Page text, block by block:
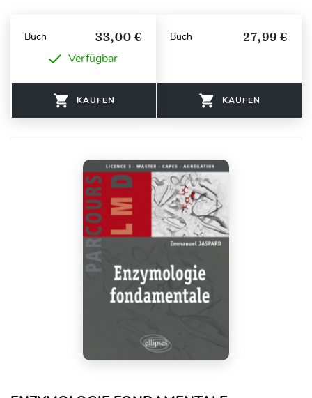
Buch 33,00 €
Verfügbar
KAUFEN
Buch 27,99 €
KAUFEN